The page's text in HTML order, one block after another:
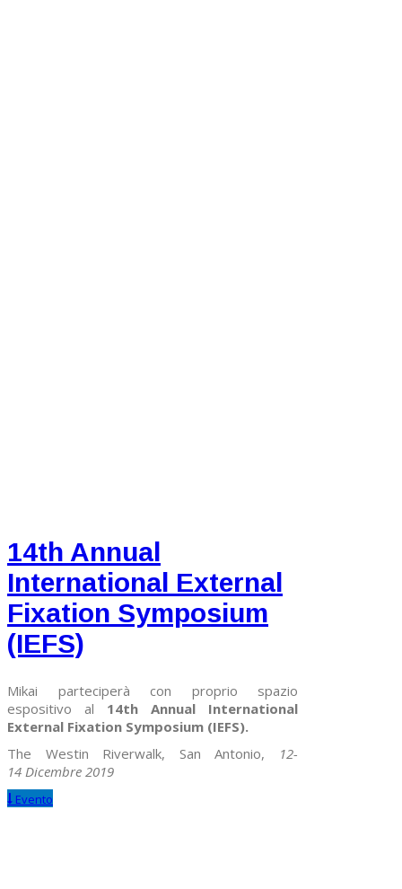
14th Annual
International External
Fixation Symposium
(IEFS)
Mikai parteciperà con proprio spazio
espositivo al 14th Annual International
External Fixation Symposium (IEFS).
The Westin Riverwalk, San Antonio, 12-
14 Dicembre 2019
Evento